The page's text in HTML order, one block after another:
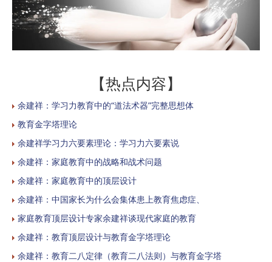
【热点内容】
余建祥：学习力教育中的“道法术器”完整思想体
教育金字塔理论
余建祥学习力六要素理论：学习力六要素说
余建祥：家庭教育中的战略和战术问题
余建祥：家庭教育中的顶层设计
余建祥：中国家长为什么会集体患上教育焦虑症、
家庭教育顶层设计专家余建祥谈现代家庭的教育
余建祥：教育顶层设计与教育金字塔理论
余建祥：教育二八定律（教育二八法则）与教育金字塔